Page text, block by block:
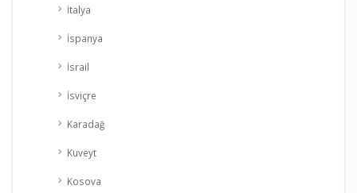
İtalya
İspanya
İsrail
İsviçre
Karadağ
Kuveyt
Kosova